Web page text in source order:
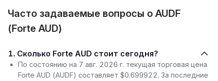
Часто задаваемые вопросы о AUDF
(Forte AUD)
1. Сколько Forte AUD стоит сегодня?
По состоянию на 7 авг. 2026 г. текущая торговая цена
Forte AUD (AUDF) составляет $0.699922. За последние